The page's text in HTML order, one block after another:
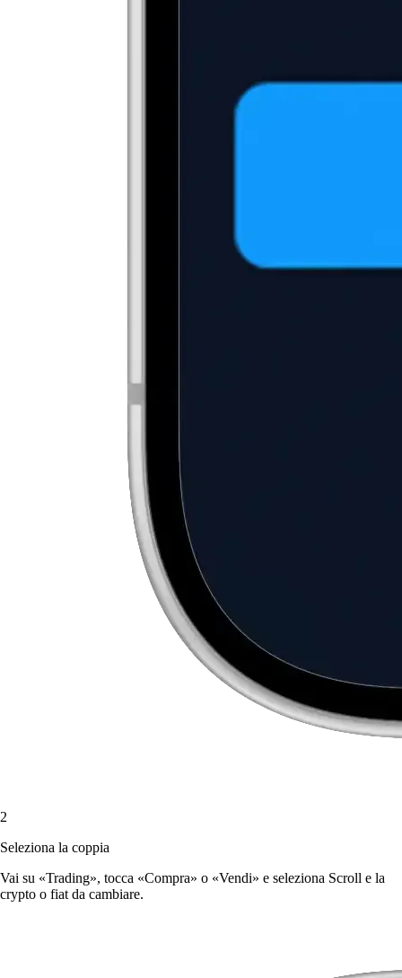
2
Seleziona la coppia
Vai su «Trading», tocca «Compra» o «Vendi» e seleziona Scroll e la
crypto o fiat da cambiare.